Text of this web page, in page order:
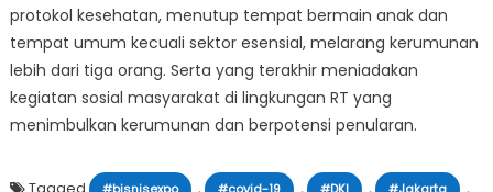
protokol kesehatan, menutup tempat bermain anak dan
tempat umum kecuali sektor esensial, melarang kerumunan
lebih dari tiga orang. Serta yang terakhir meniadakan
kegiatan sosial masyarakat di lingkungan RT yang
menimbulkan kerumunan dan berpotensi penularan.